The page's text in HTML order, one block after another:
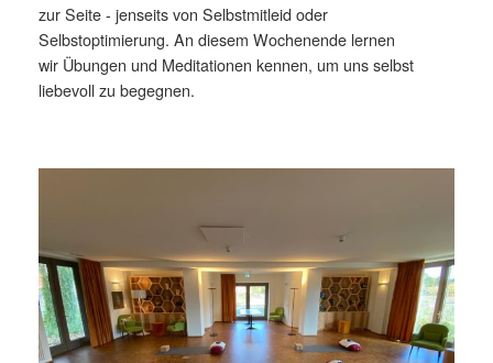
zur Seite - jenseits von Selbstmitleid oder
Selbstoptimierung. An diesem Wochenende lernen
wir Übungen und Meditationen kennen, um uns selbst
liebevoll zu begegnen.